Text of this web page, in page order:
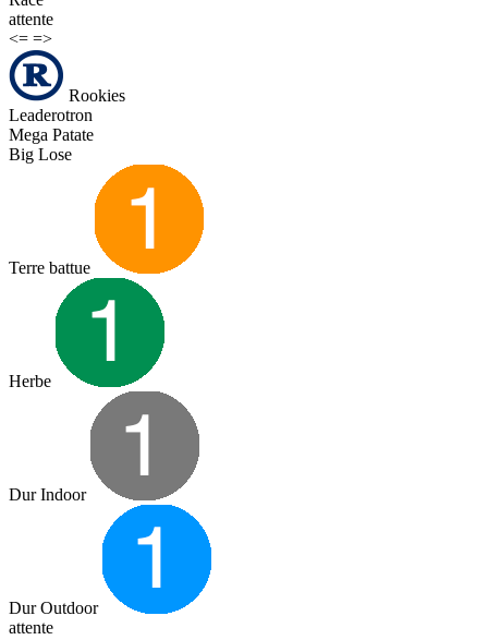
attente
<= =>
Rookies
Leaderotron
Mega Patate
Big Lose
Terre battue
Herbe
Dur Indoor
Dur Outdoor
attente